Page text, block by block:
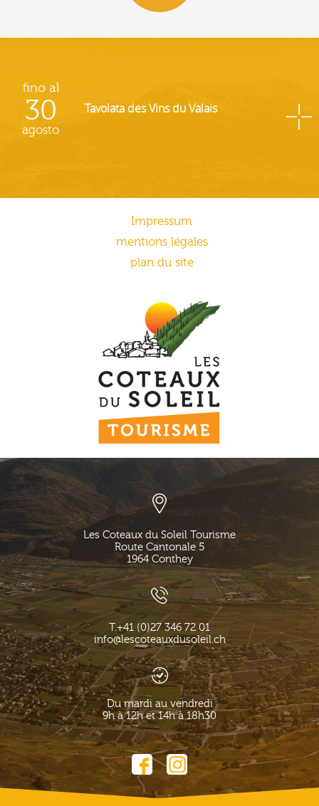
fino al
30
agosto
Tavolata des Vins du Valais
Impressum
mentions légales
plan du site
Les Coteaux du Soleil Tourisme
Route Cantonale 5
1964 Conthey
T.+41 (0)27 346 72 01
info@lescoteauxdusoleil.ch
Du mardi au vendredi
9h à 12h et 14h à 18h30